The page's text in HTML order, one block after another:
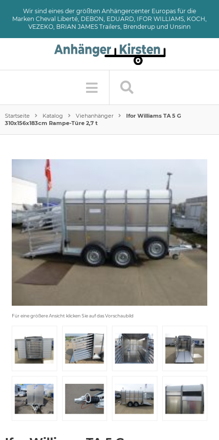
Wir sind eines der größten Anhängercenter Europas für die
Marken Cheval Liberté, DEBON, EDUARD, IFOR WILLIAMS, KOCH,
VEZEKO, BRIAN JAMES Trailers, Brenderup und Unsinn
Startseite Katalog Viehanhänger
Ifor Williams TA 5 G
310x156x183cm Rampe-Türe 2,7 t
Für eine größere Ansicht klicken Sie auf das Vorschaubild